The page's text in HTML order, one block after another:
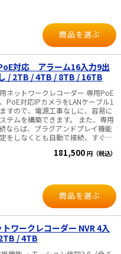
ポート×1、HDMIポート×1、
力／出力端子×各1（双方向オーデ
PoE+ポート×4／8、電源端子×1 ・
モートモニタリング対応 ・VIGIア
レス ※HDDは内蔵されていませ
にて市販品を組み込んでください
／1.31A（4ch）、
・消費電力：4.25W（4ch）／
（ディスク無し） ・寸法W×D×H
8ch：
Link社製品についてのご
承ください。メーカーの都合によ
ため仕様、外観は予告なく変更す
す。新仕様の商品への移行中は、
仕様の在庫が混在する可能性がござ
レイへの接続を推奨しておりま
レビ機種は、当録画機の信号を受
面に表示されない場合があるため。
、HDD (本体内蔵)、 ＊）F1802に
クは付属しておりません。別途
機専用HDDをご用意して頂く必要
電源アダプタ、電源コード、 LAN
、マウス、かんたんガイド
可能 ・10/100Mbps イーサネットポ
アプリ対応：スマホで簡単遠隔
デコード能力： 4-
） 映像圧縮方式：H.265+ /
/ H.264 受信/送信帯域幅：最大
バックアップ：USBバックアッ
費電力：DC48V（ACアダプタ付
（PoE除く） 寸法・重量：
・1kg以下 【映像出力に
ニター・ディスプレイへの接続を
す。 ※一部のテレビ機種は、当録
け付けず、画面に表示されない場
ド、 LANケーブル（1ｍ）、マウ
ド（遠隔監視の設定編）をご覧くだ
り扱い説明書 → ダウンロード
遠隔閲監視用ソフト■ 遠隔監視ソ
ロード
商品を選ぶ
対応 アラーム16入力9出
/ 2TB / 4TB / 8TB / 16TB
ネットワークレコーダー 専用PoE
PoE対応IPカメラをLANケーブル1
すので、電源工事なしに、容易に
テムを構築できます。 また、専用
ならば、プラグアンドプレイ機能
をしなくとも自動で接続、すぐに
わせで、最大32台までのカメラを同
は、最大8K（7680x4320）@30Hz
HDMI・VGA独立出力のメニュー表
マウスのホイールボタンをダブルク
することが可能です。 ■動体検
ニングにより「人・車」を瞬時
体検知技術です。環境による誤報
なイベントのみを的確に捉えるこ
181,500 円（税込）
商品を選ぶ
ワークレコーダー NVR 4入
/ 4TB